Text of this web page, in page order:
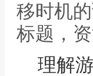
移时机
标题，
理解